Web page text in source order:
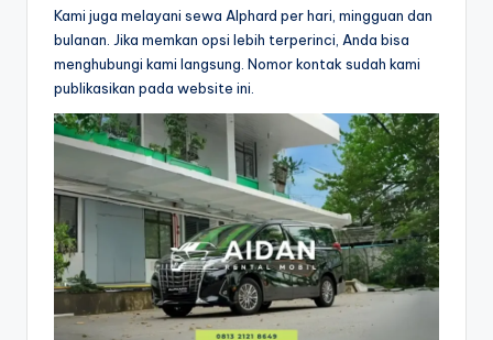
Kami juga melayani sewa Alphard per hari, mingguan dan
bulanan. Jika memkan opsi lebih terperinci, Anda bisa
menghubungi kami langsung. Nomor kontak sudah kami
publikasikan pada website ini.